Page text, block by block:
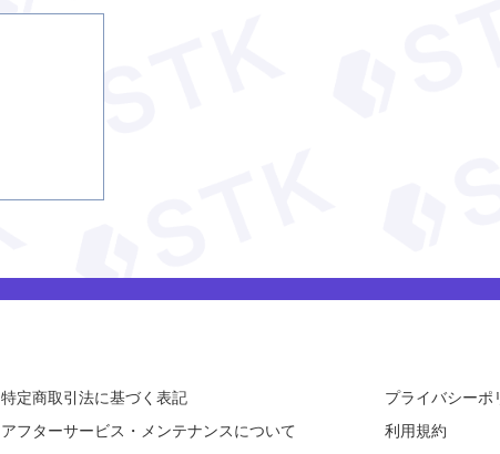
特定商取引法に基づく表記
アフターサービス ・メンテナンスについて
プライバシーポ
利用規約